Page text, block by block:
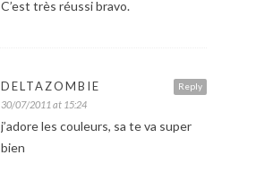
C’est très réussi bravo.
Reply
DELTAZOMBIE
30/07/2011 at 15:24
j’adore les couleurs, sa te va super
bien